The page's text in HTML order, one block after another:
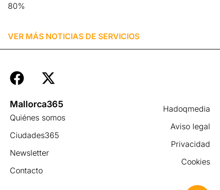
80%
VER MÁS NOTICIAS DE SERVICIOS
Hadoqmedia
Aviso legal
Privacidad
Cookies
Mallorca365
Quiénes somos
Ciudades365
Newsletter
Contacto